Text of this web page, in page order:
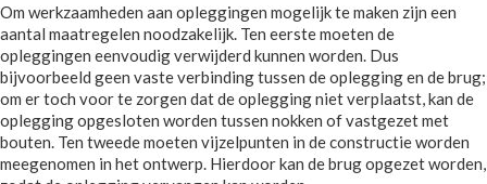
Om werkzaamheden aan opleggingen mogelijk te maken zijn een
aantal maatregelen noodzakelijk. Ten eerste moeten de
opleggingen eenvoudig verwijderd kunnen worden. Dus
bijvoorbeeld geen vaste verbinding tussen de oplegging en de brug;
om er toch voor te zorgen dat de oplegging niet verplaatst, kan de
oplegging opgesloten worden tussen nokken of vastgezet met
bouten. Ten tweede moeten vijzelpunten in de constructie worden
meegenomen in het ontwerp. Hierdoor kan de brug opgezet worden,